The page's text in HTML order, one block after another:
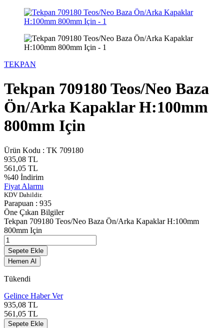
TEKPAN
Tekpan 709180 Teos/Neo Baza
Ön/Arka Kapaklar H:100mm
800mm Için
Ürün Kodu : TK 709180
935,08 TL
561,05 TL
%40 İndirim
Fiyat Alarmı
KDV Dahildir.
Parapuan : 935
Öne Çıkan Bilgiler
Tekpan 709180 Teos/Neo Baza Ön/Arka Kapaklar H:100mm
800mm Için
Sepete Ekle
Hemen Al
Tükendi
Gelince Haber Ver
935,08 TL
561,05 TL
Sepete Ekle